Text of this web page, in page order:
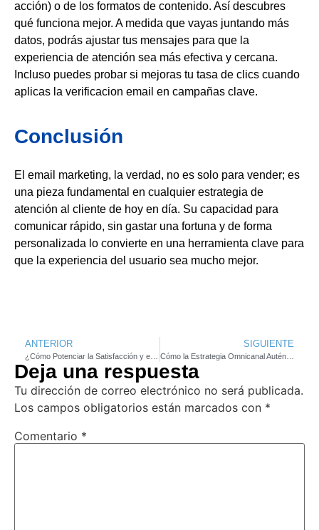
acción) o de los formatos de contenido. Así descubres
qué funciona mejor. A medida que vayas juntando más
datos, podrás ajustar tus mensajes para que la
experiencia de atención sea más efectiva y cercana.
Incluso puedes probar si mejoras tu tasa de clics cuando
aplicas la verificacion email en campañas clave.
Conclusión
El email marketing, la verdad, no es solo para vender; es
una pieza fundamental en cualquier estrategia de
atención al cliente de hoy en día. Su capacidad para
comunicar rápido, sin gastar una fortuna y de forma
personalizada lo convierte en una herramienta clave para
que la experiencia del usuario sea mucho mejor.
ANTERIOR SIGUIENTE
Cómo la Estrategia Omnicanal Auténtica Impulsa la Fidelidad del Cliente
Deja una respuesta
Tu dirección de correo electrónico no será publicada.
Los campos obligatorios están marcados con *
Comentario *